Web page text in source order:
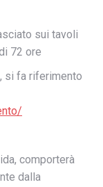
sui tavoli
72 ore
si fa riferimento
comporterà
dalla